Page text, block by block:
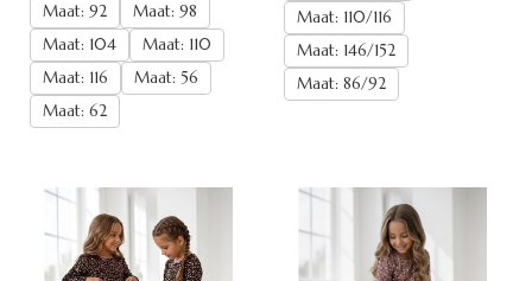
Maat: 92
Maat: 98
Maat: 104
Maat: 110
Maat: 116
Maat: 56
Maat: 62
Maat: 110/116
Maat: 146/152
Maat: 86/92